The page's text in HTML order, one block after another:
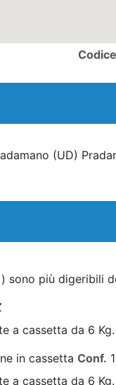
(UD)
più digeribili
a cassetta da 6
in cassetta Conf.
a cassetta da 6